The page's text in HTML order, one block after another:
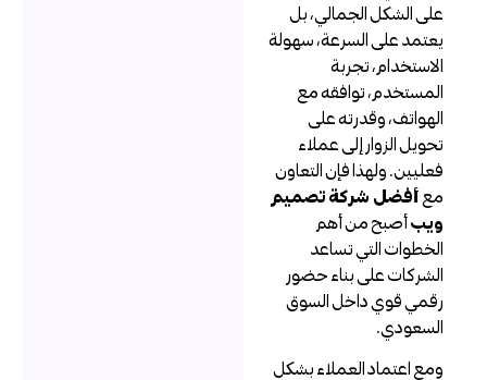
على الشكل الجمالي، بل
يعتمد على السرعة، سهولة
الاستخدام، تجربة
المستخدم، توافقه مع
الهواتف، وقدرته على
تحويل الزوار إلى عملاء
فعليين. ولهذا فإن التعاون
أفضل شركة تصميم
أصبح من أهم
الخطوات التي تساعد
الشركات على بناء حضور
رقمي قوي داخل السوق
السعودي.
ومع اعتماد العملاء بشكل